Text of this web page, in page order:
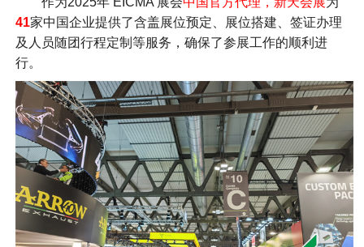
41家中国企业提供了含盖展位预定、展位搭建、签证办理
及人员随团行程定制等服务，确保了参展工作的顺利进
行。